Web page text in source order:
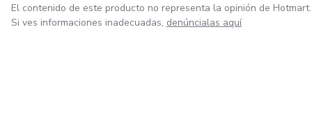
El contenido de este producto no representa la opinión de Hotmart.
Si ves informaciones inadecuadas, denúncialas aquí